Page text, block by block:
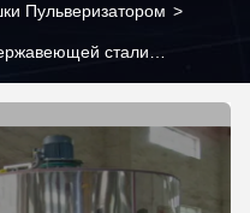
Пульверизатором >
стали